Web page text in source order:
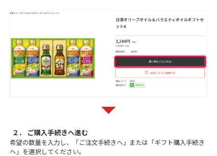
２． ご購入手続きへ進む
希望の数量を入力し、「ご注文手続きへ」または「ギフト購入手続き
へ」を選択してください。